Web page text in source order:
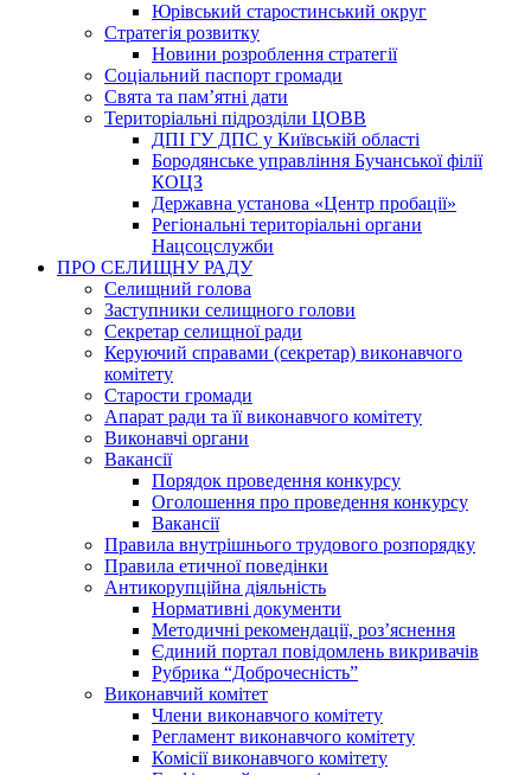
Юрівський старостинський округ
Стратегія розвитку
Новини розроблення стратегії
Соціальний паспорт громади
Свята та пам’ятні дати
Територіальні підрозділи ЦОВВ
ДПІ ГУ ДПС у Київській області
Бородянське управління Бучанської філії
КОЦЗ
Державна установа «Центр пробації»
Регіональні територіальні органи
Нацсоцслужби
ПРО СЕЛИЩНУ РАДУ
Селищний голова
Заступники селищного голови
Секретар селищної ради
Керуючий справами (секретар) виконавчого
комітету
Старости громади
Апарат ради та її виконавчого комітету
Виконавчі органи
Вакансії
Порядок проведення конкурсу
Оголошення про проведення конкурсу
Вакансії
Правила внутрішнього трудового розпорядку
Правила етичної поведінки
Антикорупційна діяльність
Нормативні документи
Методичні рекомендації, роз’яснення
Єдиний портал повідомлень викривачів
Рубрика “Доброчесність”
Виконавчий комітет
Члени виконавчого комітету
Регламент виконавчого комітету
Комісії виконавчого комітету